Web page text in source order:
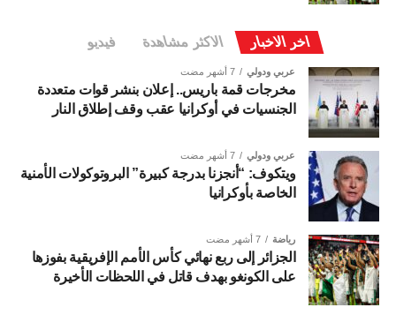
اخر الاخبار الاكثر مشاهدة فيديو
عربي ودولي 7 أشهر مضت
مخرجات قمة باريس.. إعلان بنشر قوات متعددة
الجنسيات في أوكرانيا عقب وقف إطلاق النار
عربي ودولي 7 أشهر مضت
ويتكوف: “أنجزنا بدرجة كبيرة” البروتوكولات الأمنية
الخاصة بأوكرانيا
رياضة 7 أشهر مضت
الجزائر إلى ربع نهائي كأس الأمم الإفريقية بفوزها
على الكونغو بهدف قاتل في اللحظات الأخيرة